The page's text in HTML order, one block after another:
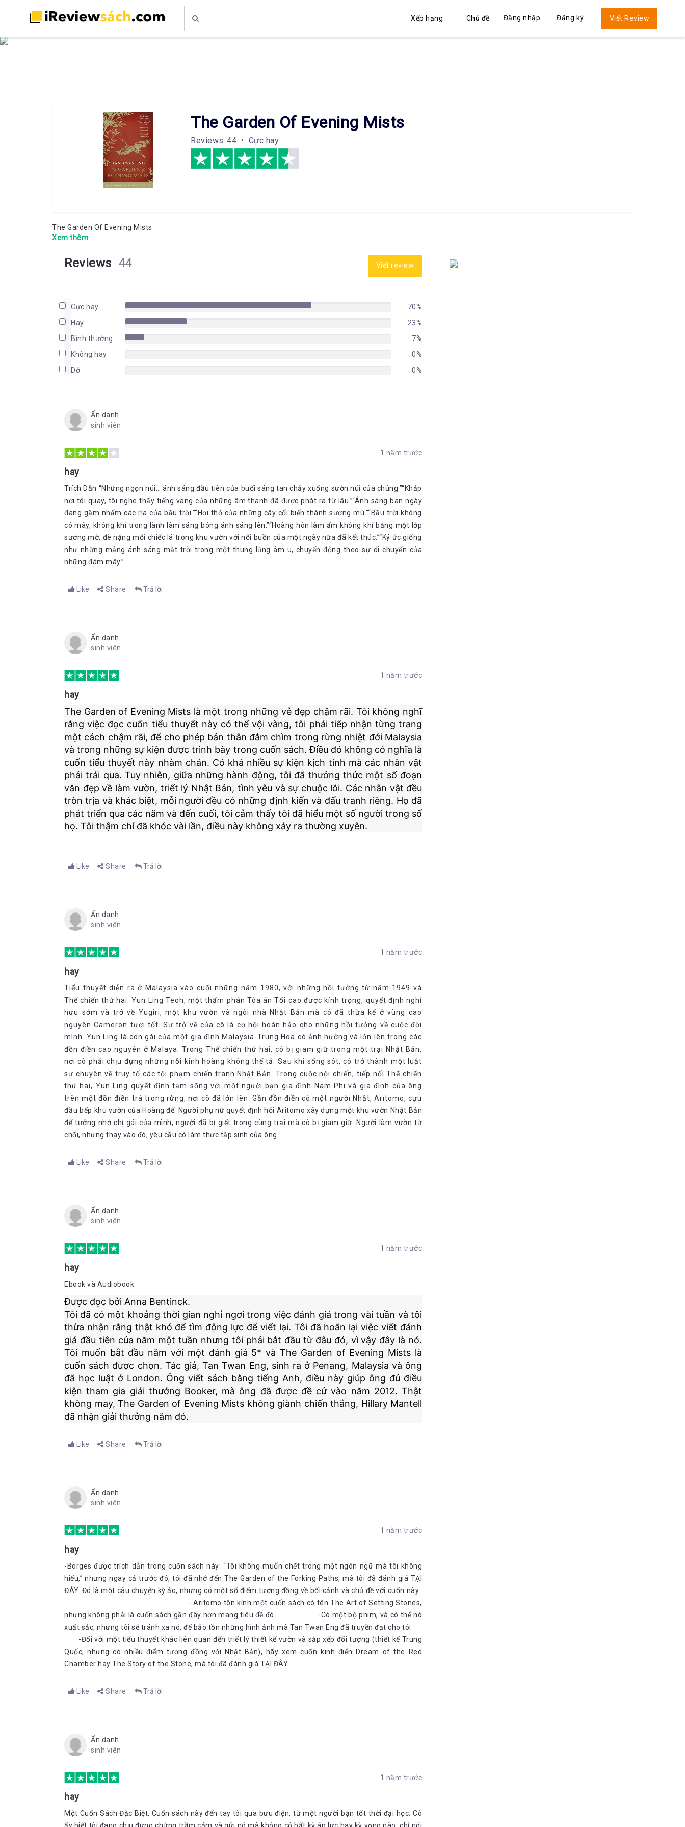
Xếp hạng Chủ đề Đăng nhập Đăng ký Viết Review
The Garden Of Evening Mists
Reviews 44 • Cực hay
The Garden Of Evening Mists
Xem thêm
Reviews 44 Viết review
Cực hay
70%
Hay
23%
Bình thường
7%
Không hay
0%
Dở
0%
Ẩn danh
sinh viên
1 năm trước
hay
Trích Dẫn “Những ngọn núi… ánh sáng đầu tiên của buổi sáng tan chảy xuống sườn núi của chúng.”“Khắp
nơi tôi quay, tôi nghe thấy tiếng vang của những âm thanh đã được phát ra từ lâu.”“Ánh sáng ban ngày
đang gặm nhấm các rìa của bầu trời.”“Hơi thở của những cây cối biến thành sương mù.”“Bầu trời không
có mây, không khí trong lành làm sáng bóng ánh sáng lên.”“Hoàng hôn làm ẩm không khí bằng một lớp
sương mờ, đè nặng mỗi chiếc lá trong khu vườn với nỗi buồn của một ngày nữa đã kết thúc.”“Ký ức giống
như những mảng ánh sáng mặt trời trong một thung lũng âm u, chuyển động theo sự di chuyển của
những đám mây.”
Like Share Trả lời
Ẩn danh
sinh viên
1 năm trước
hay
The Garden of Evening Mists là một trong những vẻ đẹp chậm rãi. Tôi không nghĩ
rằng việc đọc cuốn tiểu thuyết này có thể vội vàng, tôi phải tiếp nhận từng trang
một cách chậm rãi, để cho phép bản thân đắm chìm trong rừng nhiệt đới Malaysia
và trong những sự kiện được trình bày trong cuốn sách. Điều đó không có nghĩa là
cuốn tiểu thuyết này nhàm chán. Có khá nhiều sự kiện kịch tính mà các nhân vật
phải trải qua. Tuy nhiên, giữa những hành động, tôi đã thưởng thức một số đoạn
văn đẹp về làm vườn, triết lý Nhật Bản, tình yêu và sự chuộc lỗi. Các nhân vật đều
tròn trịa và khác biệt, mỗi người đều có những định kiến và đấu tranh riêng. Họ đã
phát triển qua các năm và đến cuối, tôi cảm thấy tôi đã hiểu một số người trong số
họ. Tôi thậm chí đã khóc vài lần, điều này không xảy ra thường xuyên.
Like Share Trả lời
Ẩn danh
sinh viên
1 năm trước
hay
Tiểu thuyết diễn ra ở Malaysia vào cuối những năm 1980, với những hồi tưởng từ năm 1949 và
Thế chiến thứ hai. Yun Ling Teoh, một thẩm phán Tòa án Tối cao được kính trọng, quyết định nghỉ
hưu sớm và trở về Yugiri, một khu vườn và ngôi nhà Nhật Bản mà cô đã thừa kế ở vùng cao
nguyên Cameron tươi tốt. Sự trở về của cô là cơ hội hoàn hảo cho những hồi tưởng về cuộc đời
mình. Yun Ling là con gái của một gia đình Malaysia-Trung Hoa có ảnh hưởng và lớn lên trong các
đồn điền cao nguyên ở Malaya. Trong Thế chiến thứ hai, cô bị giam giữ trong một trại Nhật Bản,
nơi cô phải chịu đựng những nỗi kinh hoàng không thể tả. Sau khi sống sót, cô trở thành một luật
sư chuyên về truy tố các tội phạm chiến tranh Nhật Bản. Trong cuộc nội chiến, tiếp nối Thế chiến
thứ hai, Yun Ling quyết định tạm sống với một người bạn gia đình Nam Phi và gia đình của ông
trên một đồn điền trà trong rừng, nơi cô đã lớn lên. Gần đồn điền có một người Nhật, Aritomo, cựu
đầu bếp khu vườn của Hoàng đế. Người phụ nữ quyết định hỏi Aritomo xây dựng một khu vườn Nhật Bản
để tưởng nhớ chị gái của mình, người đã bị giết trong cùng trại mà cô bị giam giữ. Người làm vườn từ
chối, nhưng thay vào đó, yêu cầu cô làm thực tập sinh của ông.
Like Share Trả lời
Ẩn danh
sinh viên
1 năm trước
hay
Ebook và Audiobook
Được đọc bởi Anna Bentinck.
Tôi đã có một khoảng thời gian nghỉ ngơi trong việc đánh giá trong vài tuần và tôi
thừa nhận rằng thật khó để tìm động lực để viết lại. Tôi đã hoãn lại việc viết đánh
giá đầu tiên của năm một tuần nhưng tôi phải bắt đầu từ đâu đó, vì vậy đây là nó.
Tôi muốn bắt đầu năm với một đánh giá 5* và The Garden of Evening Mists là
cuốn sách được chọn. Tác giả, Tan Twan Eng, sinh ra ở Penang, Malaysia và ông
đã học luật ở London. Ông viết sách bằng tiếng Anh, điều này giúp ông đủ điều
kiện tham gia giải thưởng Booker, mà ông đã được đề cử vào năm 2012. Thật
không may, The Garden of Evening Mists không giành chiến thắng, Hillary Mantell
đã nhận giải thưởng năm đó.
Like Share Trả lời
Ẩn danh
sinh viên
1 năm trước
hay
-Borges được trích dẫn trong cuốn sách này: “Tôi không muốn chết trong một ngôn ngữ mà tôi không
hiểu,” nhưng ngay cả trước đó, tôi đã nhớ đến The Garden of the Forking Paths, mà tôi đã đánh giá TẠI
ĐÂY. Đó là một câu chuyện kỳ ảo, nhưng có một số điểm tương đồng về bối cảnh và chủ đề với cuốn này.
- Aritomo tôn kính một cuốn sách có tên The Art of Setting Stones,
nhưng không phải là cuốn sách gần đây hơn mang tiêu đề đó. -Có một bộ phim, và có thể nó
xuất sắc, nhưng tôi sẽ tránh xa nó, để bảo tồn những hình ảnh mà Tan Twan Eng đã truyền đạt cho tôi.
-Đối với một tiểu thuyết khác liên quan đến triết lý thiết kế vườn và sắp xếp đối tượng (thiết kế Trung
Quốc, nhưng có nhiều điểm tương đồng với Nhật Bản), hãy xem cuốn kinh điển Dream of the Red
Chamber hay The Story of the Stone, mà tôi đã đánh giá TẠI ĐÂY.
Like Share Trả lời
Ẩn danh
sinh viên
1 năm trước
hay
Một Cuốn Sách Đặc Biệt, Cuốn sách này đến tay tôi qua bưu điện, từ một người bạn tốt thời đại học. Cô